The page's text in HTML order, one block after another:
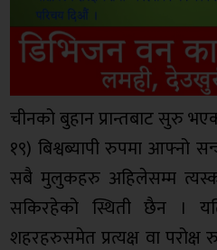
चीनको बुहान प्रान्तबाट सुरु
१९) बिश्वब्यापी रुपमा आफ्नो
सबै मुलुकहरु अहिलेसम्म
सकिरहेको स्थिती छैन ।
शहरहरुसमेत प्रत्यक्ष वा